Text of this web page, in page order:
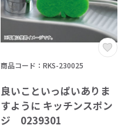
商品コード：RKS-230025
良いこといっぱいありま
すように キッチンスポン
ジ 0239301